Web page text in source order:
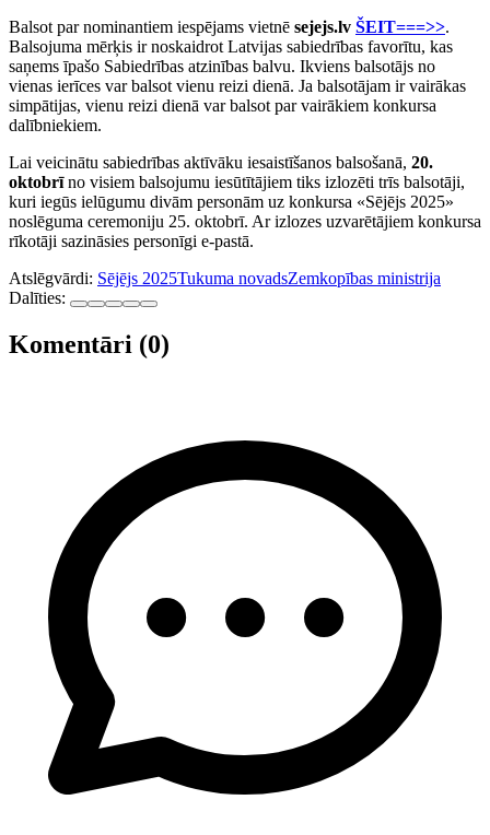
Balsot par nominantiem iespējams vietnē sejejs.lv ŠEIT===>>.
Balsojuma mērķis ir noskaidrot Latvijas sabiedrības favorītu, kas
saņems īpašo Sabiedrības atzinības balvu. Ikviens balsotājs no
vienas ierīces var balsot vienu reizi dienā. Ja balsotājam ir vairākas
simpātijas, vienu reizi dienā var balsot par vairākiem konkursa
dalībniekiem.
Lai veicinātu sabiedrības aktīvāku iesaistīšanos balsošanā, 20.
oktobrīno visiem balsojumu iesūtītājiem tiks izlozēti trīs balsotāji,
kuri iegūs ielūgumu divām personām uz konkursa «Sējējs 2025»
noslēguma ceremoniju 25. oktobrī. Ar izlozes uzvarētājiem konkursa
rīkotāji sazināsies personīgi e-pastā.
Atslēgvārdi: Sējējs 2025Tukuma novadsZemkopības ministrija
Dalīties:
Komentāri (0)